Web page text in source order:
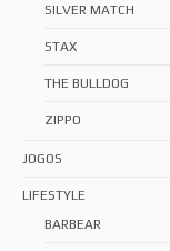
SILVER MATCH
STAX
THE BULLDOG
ZIPPO
JOGOS
LIFESTYLE
BARBEAR